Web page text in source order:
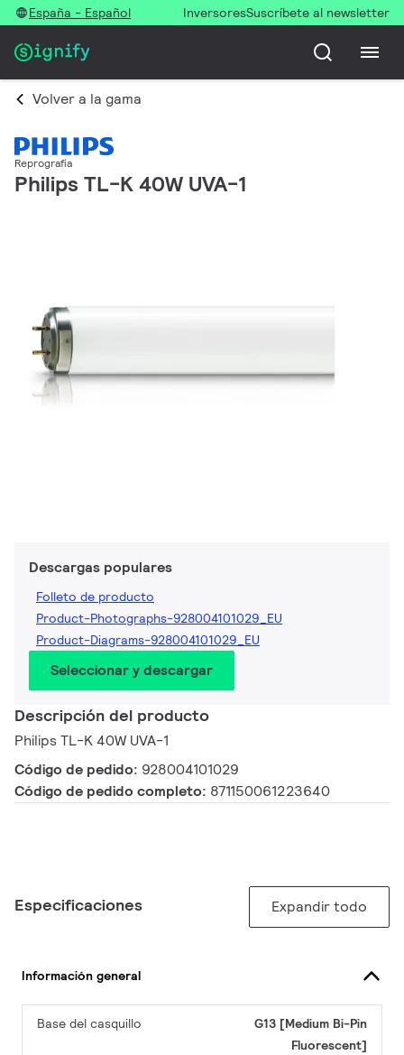
España - Español InversoresSuscríbete al newsletter
Volver a la gama
Reprografía
Philips TL-K 40W UVA-1
Descargas populares
Folleto de producto
Product-Photographs-928004101029_EU
Product-Diagrams-928004101029_EU
Seleccionar y descargar
Descripción del producto
Philips TL-K 40W UVA-1
Código de pedido: 928004101029
Código de pedido completo: 871150061223640
Especificaciones Expandir todo
Información general
Base del casquillo
G13 [Medium Bi-Pin
Fluorescent]